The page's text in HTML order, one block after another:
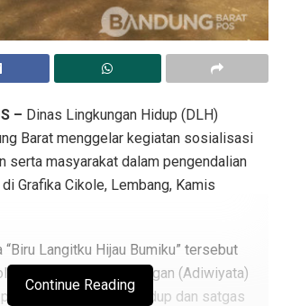
– Dinas Lingkungan Hidup (DLH)
Barat menggelar kegiatan sosialisasi
serta masyarakat dalam pengendalian
di Grafika Cikole, Lembang, Kamis
“Biru Langitku Hijau Bumiku” tersebut
berwawasan lingkungan (Adiwiyata)
lingkungan hidup dan satgas
Continue Reading